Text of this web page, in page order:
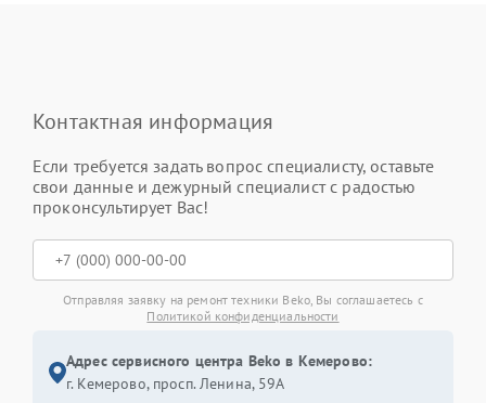
Контактная информация
Если требуется задать вопрос специалисту, оставьте
свои данные и дежурный специалист с радостью
проконсультирует Вас!
Отправляя заявку на ремонт техники Beko, Вы соглашаетесь с
Политикой конфиденциальности
Адрес сервисного центра Beko в Кемерово:
г. Кемерово, просп. Ленина, 59А